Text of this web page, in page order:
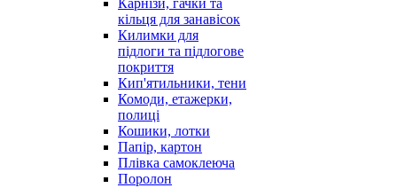
Карнізи, гачки та
кільця для занавісок
Килимки для
підлоги та підлогове
покриття
Кип'ятильники, тени
Комоди, етажерки,
полиці
Кошики, лотки
Папір, картон
Плівка самоклеюча
Поролон